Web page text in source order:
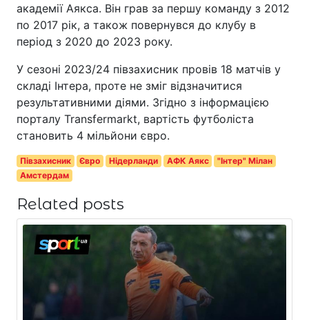
академії Аякса. Він грав за першу команду з 2012
по 2017 рік, а також повернувся до клубу в
період з 2020 до 2023 року.
У сезоні 2023/24 півзахисник провів 18 матчів у
складі Інтера, проте не зміг відзначитися
результативними діями. Згідно з інформацією
порталу Transfermarkt, вартість футболіста
становить 4 мільйони євро.
Півзахисник Євро Нідерланди АФК Аякс
"Інтер" Мілан
Амстердам
Related posts